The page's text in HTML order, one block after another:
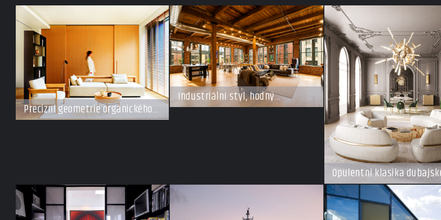
Precizní geometrie organického
klidu
Industriální styl, hodný
šampiona
Opulentní klasika